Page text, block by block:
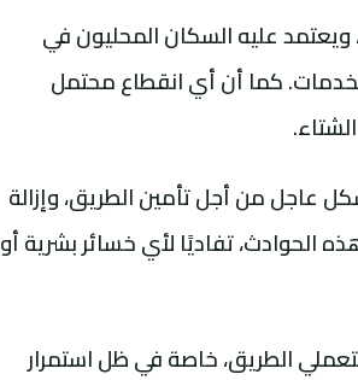
ويعتمد عليه السكان المحليون في
كما أن أي انقطاع محتمل
عاجل من أجل تأمين الطريق، وإزالة
الحوادث، تفاديًا لأي خسائر بشرية أو
الطريق، خاصة في ظل استمرار